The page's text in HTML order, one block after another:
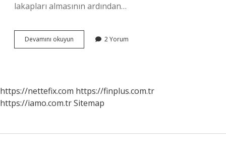
lakapları almasının ardından…
Devamını okuyun
Hangi
2 Yorum
https://nettefix.com https://finplus.com.tr
https://iamo.com.trSitemap